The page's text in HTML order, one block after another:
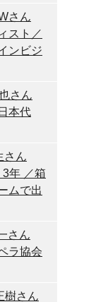
さん
スト／
ンビジ
さん
本代
さん
3年 ／箱
ムで出
さん
ラ協会
さん